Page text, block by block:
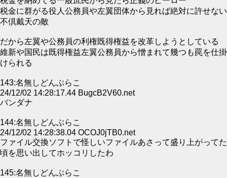
税金に群がる役人公務員や左翼団体から見れば絶対に許せない
不倶戴天の敵
だから左翼や公務員の利権既得権益を改革しようとしている
維新や国民は既得権益左翼公務員から憎まれて幾つも罠を仕掛
けられる
143:名無しどんぶらこ
24/12/02 14:28:17.44 BugcB2V60.net
バンダナ
144:名無しどんぶらこ
24/12/02 14:28:38.04 OCOJ0jTB0.net
ファイル交換ソフトで怪しいファイルあさって盛り上がってた
頃を思い出してホッコリしたわ
145:名無しどんぶらこ